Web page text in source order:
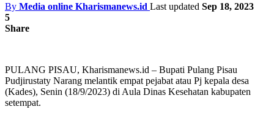
By Media online Kharismanews.id Last updated Sep 18, 2023
5
Share
PULANG PISAU, Kharismanews.id – Bupati Pulang Pisau
Pudjirustaty Narang melantik empat pejabat atau Pj kepala desa
(Kades), Senin (18/9/2023) di Aula Dinas Kesehatan kabupaten
setempat.